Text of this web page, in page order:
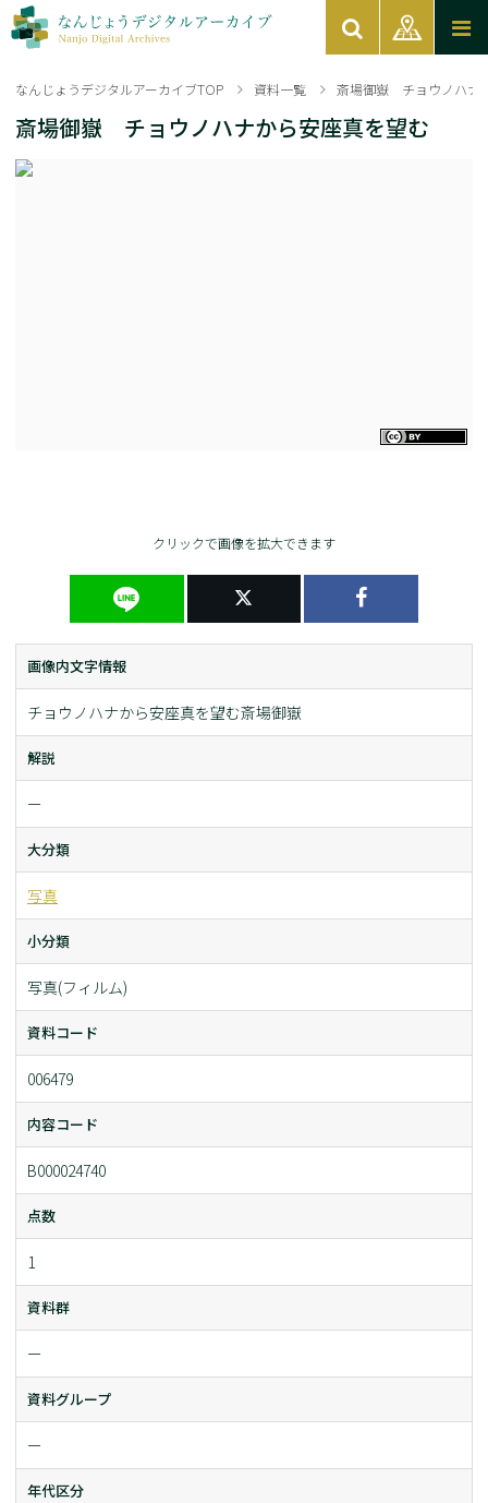
なんじょうデジタルアーカイブTOP 資料一覧 斎場御嶽 チョウノハナ
斎場御嶽 チョウノハナから安座真を望む
クリックで画像を拡大できます
画像内文字情報
チョウノハナから安座真を望む斎場御嶽
解説
ー
大分類
写真
小分類
写真(フィルム)
資料コード
006479
内容コード
B000024740
点数
1
資料群
ー
資料グループ
ー
年代区分